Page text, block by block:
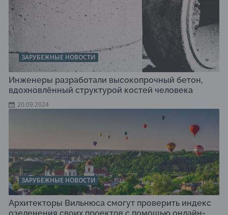
ЗАРУБЕЖНЫЕ НОВОСТИ
Инженеры разработали высокопрочный бетон,
вдохновлённый структурой костей человека
20.09.2024
ЗАРУБЕЖНЫЕ НОВОСТИ
Архитекторы Вильнюса смогут проверить индекс